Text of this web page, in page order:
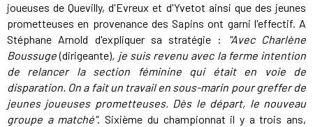
joueuses de Quevilly, d'Evreux et d'Yvetot ainsi que des jeunes
prometteuses en provenance des Sapins ont garni l'effectif. A
Stéphane Arnold d'expliquer sa stratégie :
"Avec Charlène
Boussuge(dirigeante), je suis revenu avec la ferme intention
de relancer la section féminine qui était en voie de
disparation. On a fait un travail en sous-marin pour greffer de
jeunes joueuses prometteuses. Dès le départ, le nouveau
groupe a matché". Sixième du championnat il y a trois ans,